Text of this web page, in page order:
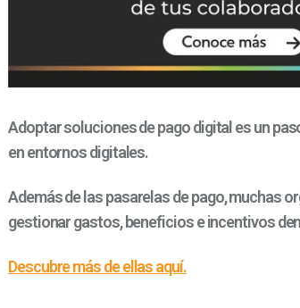
Adoptar soluciones de pago digital es un
en entornos digitales.
Además de las pasarelas de pago, muchas
gestionar gastos, beneficios e incentivos
Descubre más de ellas aquí.